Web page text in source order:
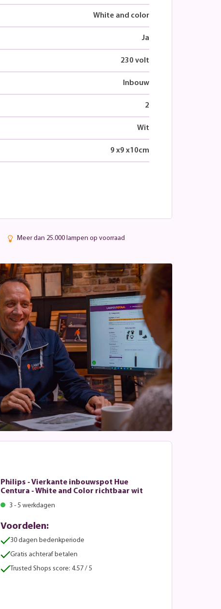
White and color
Ja
230 volt
Inbouw
2
Wit
9 x9 x10cm
Meer dan 25.000 lampen op voorraad
Philips - Vierkante inbouwspot Hue
Centura - White and Color richtbaar wit
3 - 5 werkdagen
Voordelen:
30 dagen bedenkperiode
Gratis achteraf betalen
Trusted Shops score: 4.57 / 5